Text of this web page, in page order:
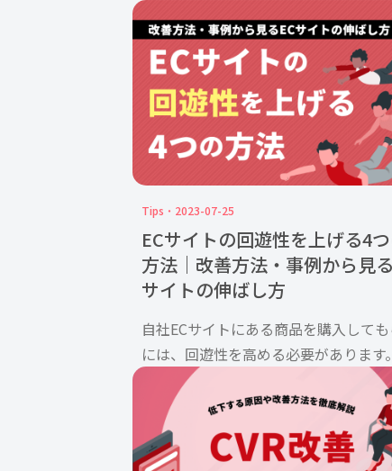
Tips 2023-07-25
ECサイトの回遊性を上げる4
方法｜改善方法・事例から見
サイトの伸ばし方
自社ECサイトにある商品を購入しても
には、回遊性を高める必要があります
ぜなら、PV数やCV数、売り上げを伸ば
は、ECサイト内を閲覧してもらうこと
要だからです。 ECサイトの回遊性が
れば、結果的に購入 […]